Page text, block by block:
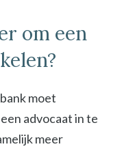
om een
moet
advocaat in te
meer